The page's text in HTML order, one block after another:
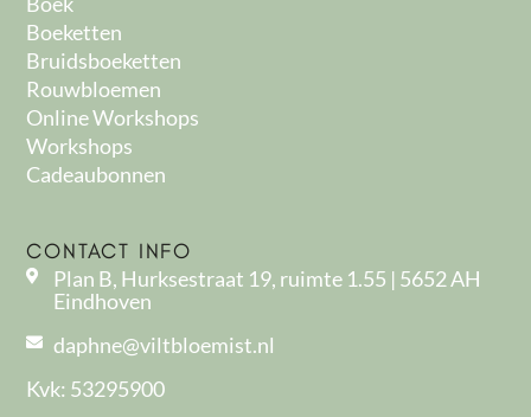
Boeketten
Bruidsboeketten
Rouwbloemen
Online Workshops
Workshops
Cadeaubonnen
CONTACT INFO
Plan B, Hurksestraat 19, ruimte 1.55 | 5652 AH
Eindhoven
daphne@viltbloemist.nl
Kvk: 53295900